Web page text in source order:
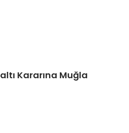
Kararına Muğla